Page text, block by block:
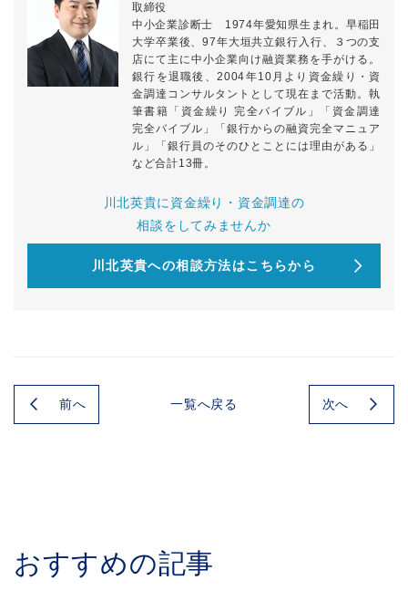
取締役
中小企業診断士 1974年愛知県生まれ。早稲田
大学卒業後、97年大垣共立銀行入行、３つの支
店にて主に中小企業向け融資業務を手がける。
銀行を退職後、2004年10月より資金繰り・資
金調達コンサルタントとして現在まで活動。執
筆書籍「資金繰り 完全バイブル」「資金調達
完全バイブル」「銀行からの融資完全マニュア
ル」「銀行員のそのひとことには理由がある」
など合計13冊。
川北英貴に資金繰り・資金調達の
相談をしてみませんか
川北英貴への相談方法はこちらから
前へ 一覧へ戻る 次へ
おすすめの記事